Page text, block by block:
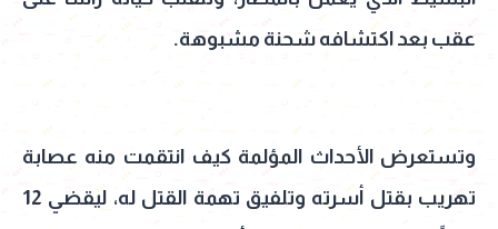
عقب بعد اكتشافه شحنة مشبوهة.
وتستعرض الأحداث المؤلمة كيف انتقمت منه عصابة
تهريب بقتل أسرته وتلفيق تهمة القتل له، ليقضي 12